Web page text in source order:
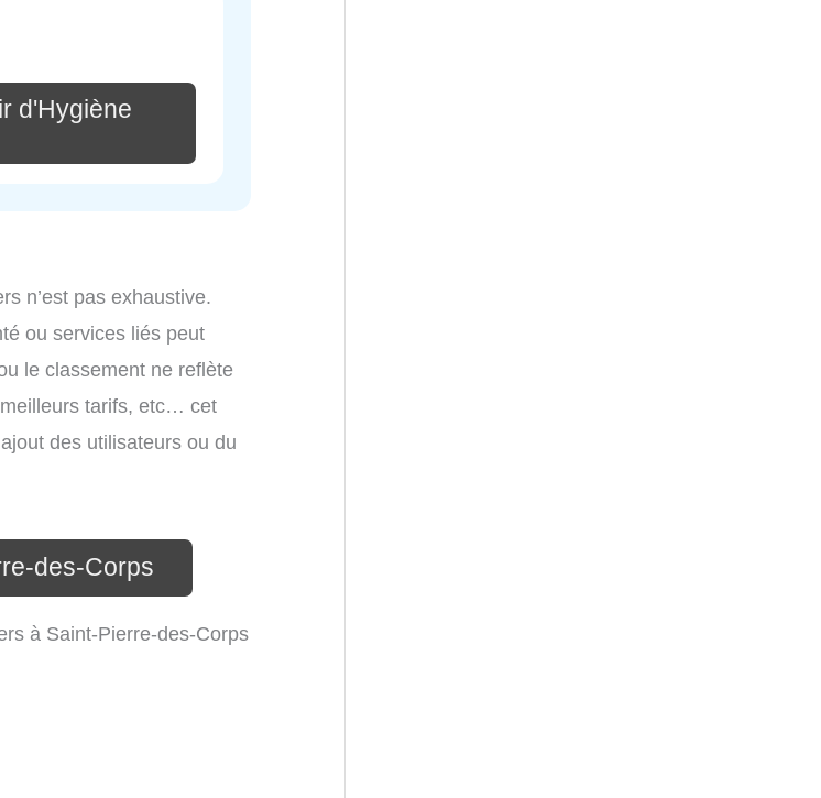
d'Hygiène
n’est pas exhaustive.
ou services liés peut
le classement ne reflète
meilleurs tarifs, etc… cet
des utilisateurs ou du
des-Corps
à Saint-Pierre-des-Corps